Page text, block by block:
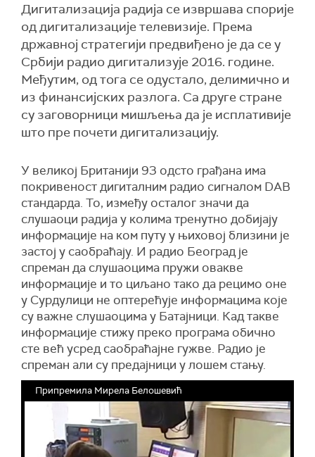
Дигитализација радија се извршава спорије
од дигитализације телевизије. Према
државној стратегији предвиђено је да се у
Србији радио дигитализује 2016. године.
Међутим, од тога се одустало, делимично и
из финансијских разлога. Са друге стране
су заговорници мишљења да је исплативије
што пре почети дигитализацију.
У великој Британији 93 одсто грађана има
покривеност дигиталним радио сигналом DAB
стандарда. То, између осталог значи да
слушаоци радија у колима тренутно добијају
информације на ком путу у њиховој близини је
застој у саобраћају. И радио Београд је
спреман да слушаоцима пружи овакве
информације и то циљано тако да рецимо оне
у Сурдулици не оптерећује информацима које
су важне слушаоцима у Батајници. Кад такве
информације стижу преко програма обично
сте већ усред саобраћајне гужве. Радио је
спреман али су предајници у лошем стању.
Припремила Мирела Белошевић